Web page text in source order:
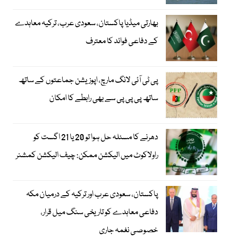
بھارتی میڈیا پاکستان، سعودی عرب، ترکیہ معاہدے
کے دفاعی فوائد کا معترف
پی ٹی آئی لانگ مارچ، اپوزیشن جماعتوں کے ساتھ
ساتھ پی پی پی سے بھی رابطے کا امکان
دھرنے کا مسئلہ حل ہوا تو 20 یا 21 اگست کو
راولاکوٹ میں الیکشن ممکن: چیف الیکشن کمشنر
پاکستان، سعودی عرب اور ترکیہ کے درمیان مکہ
دفاعی معاہدے کو تاریخی سنگ میل قرار،
خصوصی نغمہ جاری